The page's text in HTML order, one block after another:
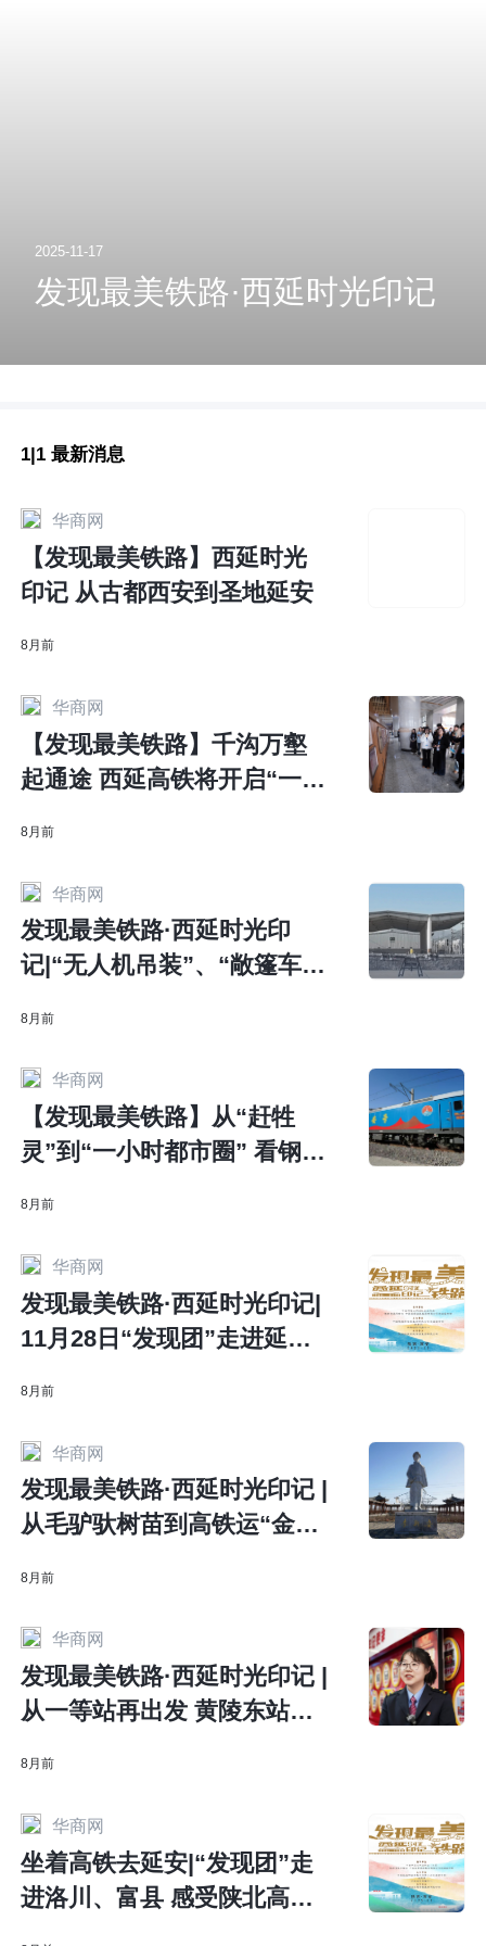
2025-11-17
发现最美铁路·西延时光印记
1|1 最新消息
华商网
【发现最美铁路】西延时光
印记 从古都西安到圣地延安
8月前
华商网
【发现最美铁路】千沟万壑
起通途 西延高铁将开启“一小
8月前
华商网
发现最美铁路·西延时光印
记|“无人机吊装”、“敞篷车探
8月前
华商网
【发现最美铁路】从“赶牲
灵”到“一小时都市圈” 看钢铁
8月前
华商网
发现最美铁路·西延时光印记|
11月28日“发现团”走进延安
8月前
华商网
发现最美铁路·西延时光印记 |
从毛驴驮树苗到高铁运“金
8月前
华商网
发现最美铁路·西延时光印记 |
从一等站再出发 黄陵东站护
8月前
华商网
坐着高铁去延安|“发现团”走
进洛川、富县 感受陕北高原